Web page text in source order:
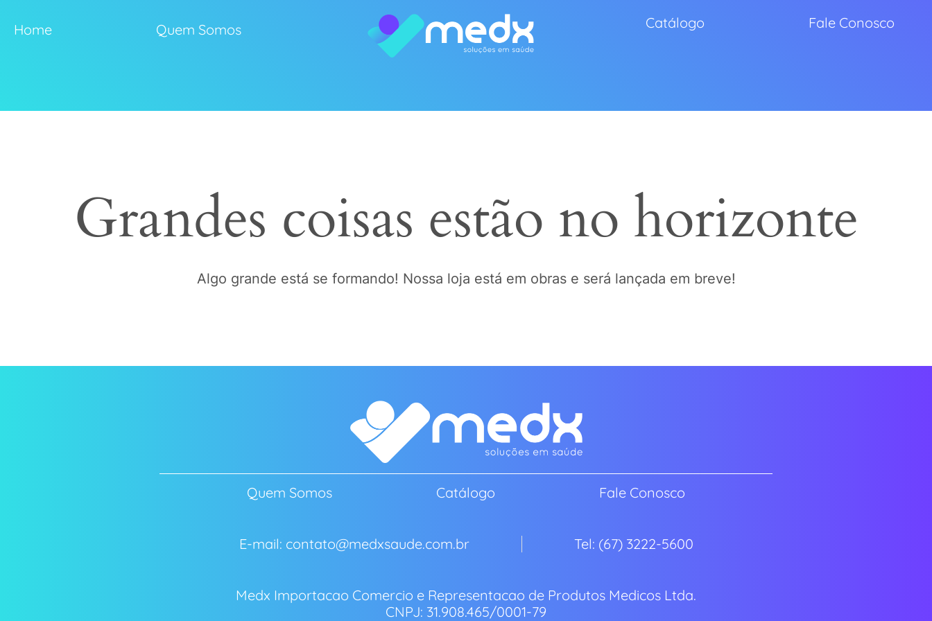
Home Quem Somos Catálogo Fale Conosco
Grandes coisas estão no horizonte
Algo grande está se formando! Nossa loja está em obras e será lançada em breve!
Quem Somos Catálogo Fale Conosco
E-mail: contato@medxsaude.com.br Tel: (67) 3222-5600
Medx Importacao Comercio e Representacao de Produtos Medicos Ltda.
CNPJ: 31.908.465/0001-79